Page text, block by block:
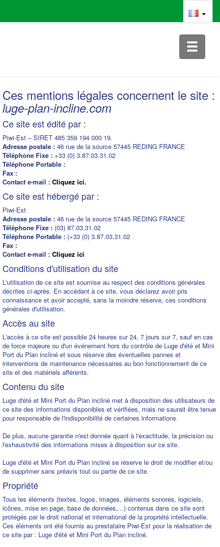
TOGGLE
Ces mentions légales concernent le site :
luge-plan-incline.com
Ce site est édité par :
Piwi-Est – SIRET 485 359 194 000 19.
Adresse postale : 46 rue de la source 57445 REDING FRANCE
Téléphone Fixe : +33 (0) 3.87.03.31.02
Téléphone Portable :
Fax :
Contact e-mail : Cliquez ici.
Ce site est hébergé par :
Piwi-Est
Adresse postale : 46 rue de la source 57445 REDING FRANCE
Téléphone Fixe : (03) 87.03.31.02
Téléphone Portable : (+33 (0) 3.87.03.31.02
Fax :
Contact e-mail : Cliquez ici
Conditions d'utilisation du site
L'utilisation de ce site est soumise au respect des conditions générales
décrites ci-après. En accédant à ce site, vous déclarez avoir pris
connaissance et avoir accepté, sans la moindre réserve, ces conditions
générales d'utilisation.
Accès au site
L'accès à ce site est possible 24 heures sur 24, 7 jours sur 7, sauf en cas
de force majeure ou d'un événement hors du contrôle de Luge d'été et Mini
Port du Plan incliné et sous réserve des éventuelles pannes et
interventions de maintenance nécessaires au bon fonctionnement de ce
site et des matériels afférents.
Contenu du site
Luge d'été et Mini Port du Plan incliné met à disposition des utilisateurs de
ce site des informations disponibles et vérifiées, mais ne saurait être tenue
pour responsable de l'indisponibilité de certaines informations.
De plus, aucune garantie n'est donnée quant à l'exactitude, la précision ou
l'exhaustivité des informations mises à disposition sur ce site.
Luge d'été et Mini Port du Plan incliné se réserve le droit de modifier et/ou
de supprimer sans préavis tout ou partie de ce site.
Propriété
Tous les éléments (textes, logos, images, éléments sonores, logiciels,
icônes, mise en page, base de données,...) contenus dans ce site sont
protégés par le droit national et international de la propriété intellectuelle.
Ces éléments ont été fournis au prestataire Piwi-Est pour la réalisation de
ce site par : Luge d'été et Mini Port du Plan incliné.